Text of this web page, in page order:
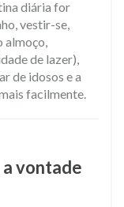
diária for
vestir-se,
almoço,
de lazer),
de idosos e a
facilmente.
vontade